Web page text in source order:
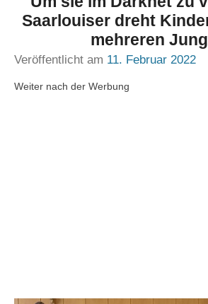
Saarlouiser dreht
mehreren
Veröffentlicht am 11. Februar 2022
Weiter nach der Werbung